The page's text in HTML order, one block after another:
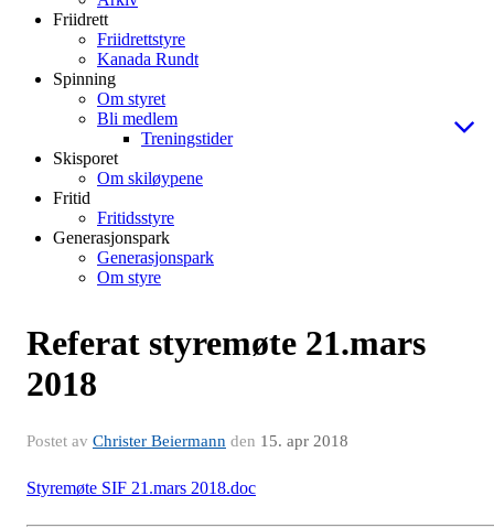
Friidrett
Friidrettstyre
Kanada Rundt
Spinning
Om styret
Bli medlem
Treningstider
Skisporet
Om skiløypene
Fritid
Fritidsstyre
Generasjonspark
Generasjonspark
Om styre
Referat styremøte 21.mars
2018
Postet av Christer Beiermann den 15. apr 2018
Styremøte SIF 21.mars 2018.doc